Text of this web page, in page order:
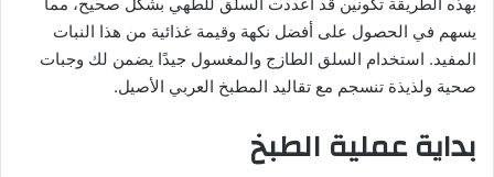
بهذه الطريقة تكونين قد أعددت السلق للطهي بشكل صحيح، مما
يسهم في الحصول على أفضل نكهة وقيمة غذائية من هذا النبات
المفيد. استخدام السلق الطازج والمغسول جيدًا يضمن لك وجبات
صحية ولذيذة تنسجم مع تقاليد المطبخ العربي الأصيل.
بداية عملية الطبخ